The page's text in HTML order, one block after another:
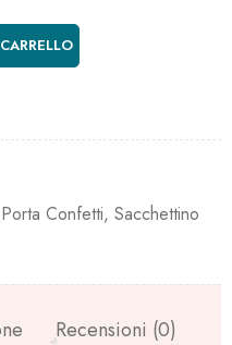
Porta Confetti, Sacchettino
Recensioni (0)